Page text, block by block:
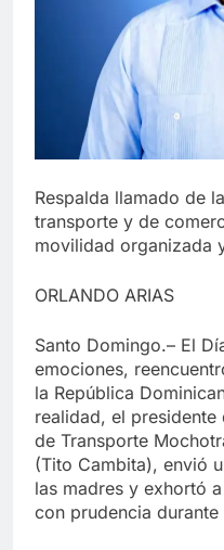
Respalda llamado de
transporte y de
movilidad organizada
ORLANDO ARIAS
Santo Domingo.– El
emociones,
la República
realidad, el
de Transporte
(Tito Cambita), envió
las madres y exhortó
con prudencia